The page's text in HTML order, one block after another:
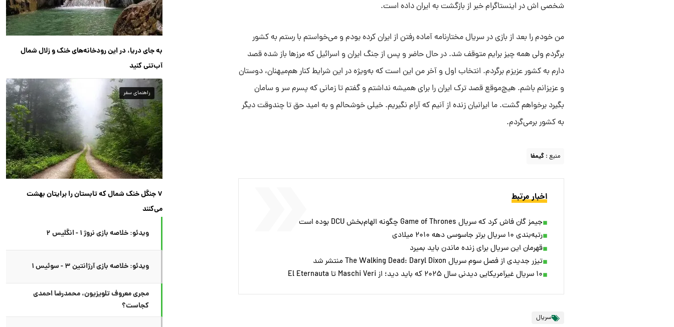
شخصی اش در اینستاگرام خبر از بازگشت به ایران داده است.
من خودم را بعد از بازی در سریال مختارنامه آماده رفتن از ایران کرده بودم و می‌خواستم با رستم به کشور
برگردم ولی همه چیز برایم متوقف شد. در حال حاضر و پس از جنگ ایران و اسرائیل که مرزها باز شده قصد
دارم به کشور عزیزم برگردم. انتخاب اول و آخر من این است که به‌ویژه در این شرایط کنار هم‌میهنان، دوستان
و عزیزانم باشم. هیچ‌موقع قصد ترک ایران را برای همیشه نداشتم و گفتم تا زمانی که پسرم سر و سامان
بگیرد برخواهم گشت. ما ایرانیان زنده از آنیم که آرام نگیریم. خیلی خوشحالم و به امید حق تا چندوقت دیگر
به کشور برمی‌گردم.
منبع : گیمفا
اخبار مرتبط
جیمز گان فاش کرد که سریال Game of Thrones چگونه الهام‌بخش DCU بوده است
رتبه‌بندی ۱۰ سریال برتر جاسوسی دهه ۲۰۱۰ میلادی
قهرمان این سریال برای زنده ماندن باید بمیرد
تیزر جدیدی از فصل سوم سریال The Walking Dead: Daryl Dixon منتشر شد
۱۰ سریال غیرآمریکایی دیدنی سال ۲۰۲۵ که باید دید؛ از Maschi Veri تا El Eternauta
سریال
به جای دریا، در این رودخانه‌های خنک و زلال شمال
آب‌تنی کنید
راهنمای سفر
۷ جنگل خنک شمال که تابستان را برایتان بهشت
می‌کنند
ویدئو: خلاصه بازی نروژ ۱ - انگلیس ۲
ویدئو: خلاصه بازی آرژانتین ۳ - سوئیس ۱
مجری معروف تلویزیون، محمدرضا احمدی
کجاست؟